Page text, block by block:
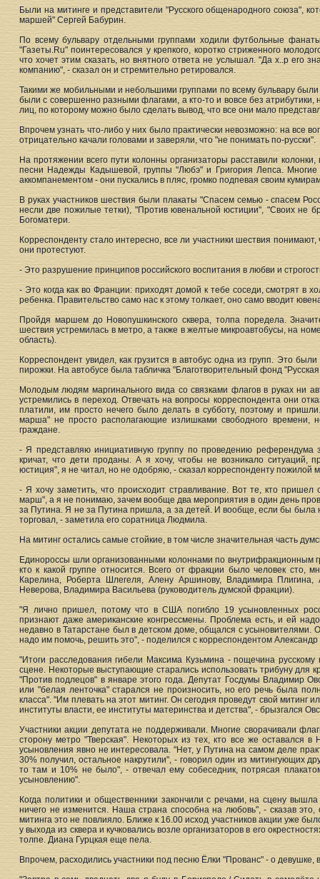
Были на митинге и представители "Русского общенародного союза",
маршей" Сергей Бабурин.
По всему бульвару отдельными группами ходили футбольные
"Газеты.Ru" поинтересовался у крепкого, коротко стриженного
что хочет этим сказать, но внятного ответа не услышал. "Да х..р его
компанию", - сказал он и стремительно ретировался.
Такими же мобильными и небольшими группами по всему бульвару
были с совершенно разными флагами, а кто-то и вовсе без
лиц, по которому можно было сделать вывод, что все они мало
Впрочем узнать что-либо у них было практически невозможно: на все
отрицательно качали головами и заверяли, что "не понимать по-русски".
На протяжении всего пути колонны организаторы расставили
песни Надежды Кадышевой, группы "Любэ" и Григория Лепса. Многие
аккомпанементом - они пускались в пляс, громко подпевая своим
В руках участников шествия были плакаты "Спасем семью - спасем
несли две пожилые тетки), "Против ювенальной юстиции", "Своих не
Богоматери.
Корреспонденту стало интересно, все ли участники шествия
они протестуют.
- Это разрушение принципов российского воспитания в любви и
- Это когда как во Франции: приходят домой к тебе соседи, смотрят в
ребенка. Правительство само нас к этому толкает, оно само вводит
Пройдя маршем до Новопушкинского сквера, толпа поредела.
шествия устремилась в метро, а также в желтые микроавтобусы, на
область).
Корреспондент увидел, как грузится в автобус одна из групп. Это
пирожки. На автобусе была табличка "Благотворительный фонд
Молодым людям маргинального вида со связками флагов в руках ни
устремились в переход. Отвечать на вопросы корреспондента они
платили, им просто нечего было делать в субботу, поэтому и
марша" не просто располагающие излишками свободного времени,
граждане.
- Я представляю инициативную группу по проведению референдума
кричат, что дети проданы. А я хочу, чтобы не возникало ситуаций,
юстиция", я не читал, но не одобряю, - сказал корреспонденту пожилой
- Я хочу заметить, что происходит стравливание. Вот те, кто
марш", а я не понимаю, зачем вообще два мероприятия в один день
за Путина. Я не за Путина пришла, а за детей. И вообще, если бы была
торговал, - заметила его соратница Людмила.
На митинг остались самые стойкие, в том числе значительная часть
Единороссы шли организованными колоннами по внутрифракционным
кто к какой группе относится. Всего от фракции было человек сто,
Карелина, Роберта Шлегеля, Алену Аршинову, Владимира Плигина,
Неверова, Владимира Васильева (руководитель думской фракции).
"Я лично пришел, потому что в США погибло 19 усыновленных
признают даже американские конгрессмены. Проблема есть, и ей
недавно в Татарстане был в детском доме, общался с усыновителями.
надо им помочь, решить это", - поделился с корреспондентом
"Итоги расследования гибели Максима Кузьмина - пощечина
сцене. Некоторые выступающие старались использовать трибуну для
"Против подлецов" в январе этого года. Депутат Госдумы Владимир
или "белая ленточка" старался не произносить, но его речь была
класса". "Им плевать на этот митинг. Он сегодня проведут свой митинг
институты власти, ее институты материнства и детства", - брызгался
Участники акции депутата не поддерживали. Многие сворачивали
сторону метро "Тверская". Некоторых из тех, кто все же оставался в
усыновления явно не интересовала. "Нет, у Путина на самом деле
30% получил, остальное накрутили", - говорил один из митингующих
то там и 10% не было", - отвечал ему собеседник, потрясая
усыновлению".
Когда политики и общественники закончили с речами, на сцену
ничего не изменится. Наша страна способна на любовь", - сказав
митинга это не повлияло. Ближе к 16.00 исход участников акции уже
у выхода из сквера и кучковались возле организаторов в его
толпе. Диана Гурцкая еще пела.
Впрочем, расходились участники под песню Ёлки "Прованс" - о девушке,